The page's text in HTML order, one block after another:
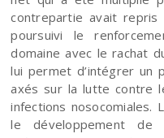
contrepartie avait repris
poursuivi le
domaine avec le rachat
lui permet d’intégrer un
axés sur la lutte contre
infections nosocomiales.
le développement de